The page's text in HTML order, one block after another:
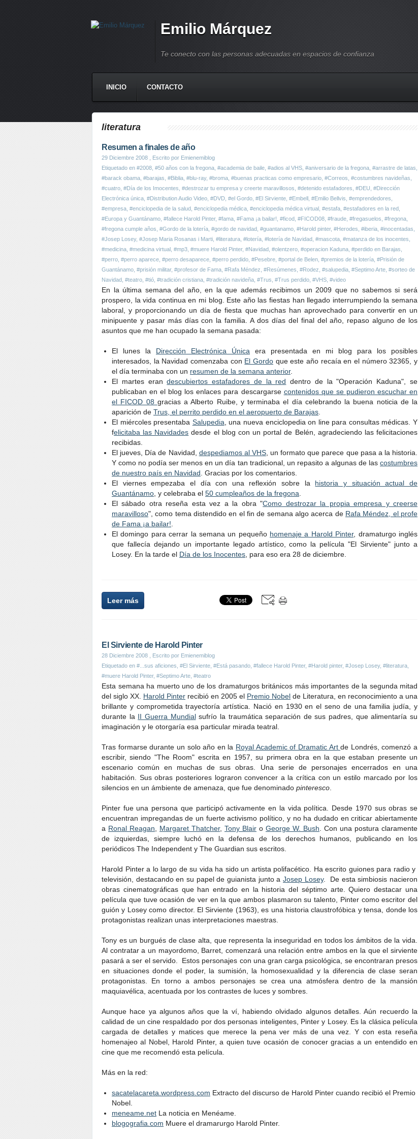
Emilio Márquez
Te conecto con las personas adecuadas en espacios de confianza
INICIO CONTACTO
literatura
Resumen a finales de año
29 Diciembre 2008 , Escrito por Emienemiblog
Etiquetado en #2008 #50 años con la fregona #academia de baile #adios al VHS #aniversario de la fregona #arrastre de latas
#barack obama #barajas #Biblia #blu-ray, #broma #buenas practicas como empresario #Correos #costumbres navideñas
#cuatro #Día de los Imocentes #destrozar tu empresa y creerte maravillosos #detenido estafadores #DEU #Dirección
Electrónica única #Distribution Audio Video #DVD #el Gordo #El Sirviente #Embell #Emilio Bellvis #emprendedores
#empresa #enciclopedia de la salud #enciclopedia médica #enciclopedia médica virtual #estafa #estafadores en la red
#Europa y Guantánamo #fallece Harold Pinter, #fama #Fama ¡a bailar! #ficod #FICOD08 #fraude #fregasuelos #fregona
#fregona cumple años #Gordo de la lotería #gordo de navidad #guantanamo #Harold pinter, #Herodes #iberia #inocentadas
#Josep Losey, #Josep Maria Rosanas i Marti #literatura #lotería #lotería de Navidad #mascota #matanza de los inocentes
#medicina #medicina virtual #mp3 #muere Harold Pinter, #Navidad #olentzero #operacion Kaduna #perdido en Barajas
#perro #perro aparece #perro desaparece #perro perdido #Pesebre #portal de Belen #premios de la lotería #Prisión de
Guantánamo #prisión militar, #profesor de Fama #Rafa Méndez #Resúmenes #Rodez #salupedia #Septimo Arte #sorteo de
Navidad #teatro #tió #tradición cristiana #tradición navideña #Trus #Trus perdido #VHS #video
En la última semana del año, en la que además recibimos un 2009 que no sabemos si será
prospero, la vida continua en mi blog. Este año las fiestas han llegado interrumpiendo la semana
laboral, y proporcionando un día de fiesta que muchas han aprovechado para convertir en un
minipuente y pasar más días con la familia. A dos días del final del año, repaso alguno de los
asuntos que me han ocupado la semana pasada:
El lunes la Dirección Electrónica Única era presentada en mi blog para los posibles
interesados, la Navidad comenzaba con El Gordo que este año recaía en el número 32365, y
el día terminaba con un resumen de la semana anterior.
El martes erandescubiertos estafadores de la red dentro de la "Operación Kaduna", se
publicaban en el blog los enlaces para descargarse contenidos que se pudieron escuchar en
el FICOD 08 gracias a Alberto Ruibe, y terminaba el día celebrando la buena noticia de la
aparición de Trus, el perrito perdido en el aeropuerto de Barajas
El miércoles presentaba Salupedia , una nueva enciclopedia on line para consultas médicas. Y
felicitaba las Navidades desde el blog con un portal de Belén, agradeciendo las felicitaciones
recibidas.
El jueves, Día de Navidad, despediamos al VHS, un formato que parece que pasa a la historia.
Y como no podía ser menos en un día tan tradicional, un repasito a algunas de las costumbres
de nuestro país en Navidad . Gracias por los comentarios.
El viernes empezaba el día con una reflexión sobre la historia y situación actual de
Guantánamo , y celebraba el 50 cumpleaños de la fregona
El sábado otra reseña esta vez a la obra "Como destrozar la propia empresa y creerse
maravilloso", como tema distendido en el fin de semana algo acerca de Rafa Méndez, el profe
de Fama ¡a bailar!
El domingo para cerrar la semana un pequeño homenaje a Harold Pinter, dramaturgo inglés
que fallecía dejando un importante legado artístico, como la película "El Sirviente" junto a
Losey. En la tarde el Día de los Inocentes , para eso era 28 de diciembre.
Leer más
El Sirviente de Harold Pinter
28 Diciembre 2008 , Escrito por Emienemiblog
Etiquetado en #...sus aficiones #El Sirviente #Está pasando #fallece Harold Pinter, #Harold pinter, #Josep Losey, #literatura
#muere Harold Pinter, #Septimo Arte #teatro
Esta semana ha muerto uno de los dramaturgos británicos más importantes de la segunda mitad
del siglo XX. Harold Pinter recibió en 2005 el Premio Nobel de Literatura, en reconocimiento a una
brillante y comprometida trayectoría artística. Nació en 1930 en el seno de una familia judía, y
durante la II Guerra Mundialsufrío la traumática separación de sus padres, que alimentaría su
imaginación y le otorgaría esa particular mirada teatral.
Tras formarse durante un solo año en la Royal Academic of Dramatic Artde Londrés, comenzó a
escribir, siendo "The Room" escrita en 1957, su primera obra en la que estaban presente un
escenario común en muchas de sus obras. Una serie de personajes encerrados en una
habitación. Sus obras posteriores lograron convencer a la crítica con un estilo marcado por los
silencios en un ámbiente de amenaza, que fue denominado pinteresco
Pinter fue una persona que participó activamente en la vida política. Desde 1970 sus obras se
encuentran impregandas de un fuerte activismo político, y no ha dudado en criticar abiertamente
a Ronal Reagan Margaret Thatcher, Tony Blair o George W. Bush . Con una postura claramente
de izquierdas, siempre luchó en la defensa de los derechos humanos, publicando en los
periódicos The Independent y The Guardian sus escritos.
Harold Pinter a lo largo de su vida ha sido un artista polifacético. Ha escrito guiones para radio y
televisión, destacando en su papel de guianista junto a Josep Losey. De esta simbiosis nacieron
obras cinematográficas que han entrado en la historia del séptimo arte. Quiero destacar una
película que tuve ocasión de ver en la que ambos plasmaron su talento, Pinter como escritor del
guión y Losey como director. El Sirviente (1963), es una historia claustrofóbica y tensa, donde los
protagonistas realizan unas interpretaciones maestras.
Tony es un burgués de clase alta, que representa la inseguridad en todos los ámbitos de la vida.
Al contratar a un mayordomo, Barret, comenzará una relación entre ambos en la que el sirviente
pasará a ser el servido. Estos personajes con una gran carga psicológica, se encontraran presos
en situaciones donde el poder, la sumisión, la homosexualidad y la diferencia de clase seran
protagonistas. En torno a ambos personajes se crea una atmósfera dentro de la mansión
maquiavélica, acentuada por los contrastes de luces y sombres.
Aunque hace ya algunos años que la ví, habiendo olvidado algunos detalles. Aún recuerdo la
calidad de un cine respaldado por dos personas inteligentes, Pinter y Losey. Es la clásica película
cargada de detalles y matices que merece la pena ver más de una vez. Y con esta reseña
homenajeo al Nobel, Harold Pinter, a quien tuve ocasión de conocer gracias a un entendido en
cine que me recomendó esta película.
Más en la red:
sacatelacareta.wordpress.com Extracto del discurso de Harold Pinter cuando recibió el Premio
Nobel.
meneame.net La noticia en Menéame.
blogografia.com Muere el dramarurgo Harold Pinter.